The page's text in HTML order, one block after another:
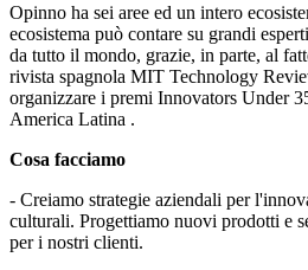
Opinno ha sei aree ed un intero
ecosistema può contare su grandi
da tutto il mondo, grazie, in parte, al
rivista spagnola MIT Technology
organizzare i premi Innovators Under
America Latina .
Cosa facciamo
- Creiamo strategie aziendali per
culturali. Progettiamo nuovi prodotti e
per i nostri clienti.